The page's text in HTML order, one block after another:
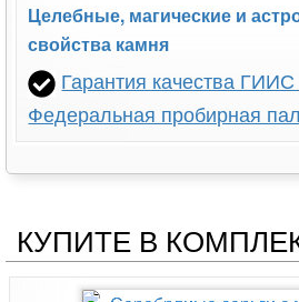
Целебные, магические и
свойства камня
Гарантия качества
Федеральная пробирная
КУПИТЕ В